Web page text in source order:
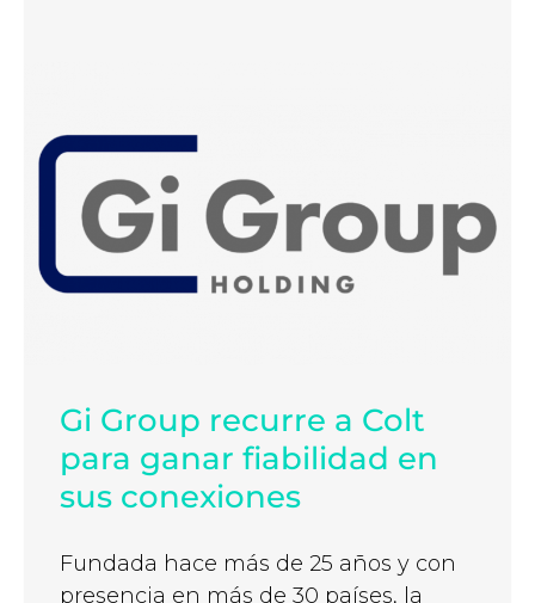
Gi Group recurre a Colt
para ganar fiabilidad en
sus conexiones
Fundada hace más de 25 años y con
presencia en más de 30 países, la